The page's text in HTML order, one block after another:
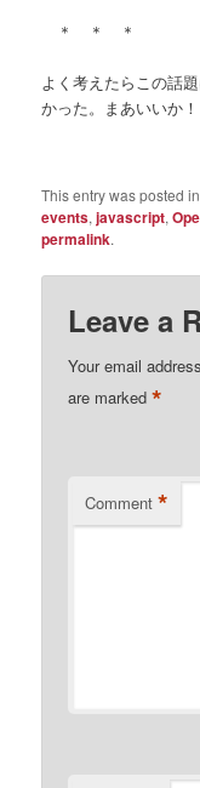
＊ ＊ ＊
よく考えたらこの話
かった。まあいいか
This entry was posted in
events,javascript,
permalink.
Leave a
Your email
are marked*
Comment *